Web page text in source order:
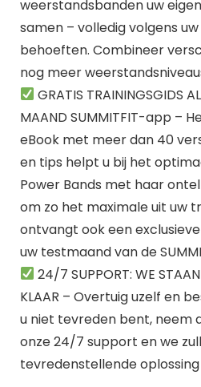
weerstandsbanden uw
samen – volledig volgens
behoeften. Combineer
nog meer
GRATIS TRAININGSGIDS
MAAND SUMMITFIT-app –
eBook met meer dan 40
en tips helpt u bij het
Power Bands met haar
om zo het maximale uit uw
ontvangt ook een
uw testmaand van de
24/7 SUPPORT: WE
KLAAR – Overtuig uzelf en
u niet tevreden bent, neem
onze 24/7 support en we
tevredenstellende oplossing